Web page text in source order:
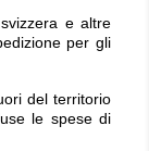
e altre
per gli
del territorio
le spese di